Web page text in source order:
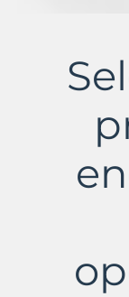
Municipio